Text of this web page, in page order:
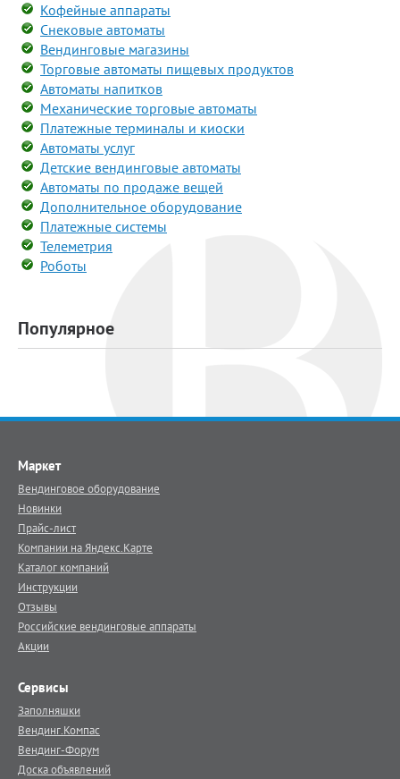
Кофейные аппараты
Снековые автоматы
Вендинговые магазины
Торговые автоматы пищевых продуктов
Автоматы напитков
Механические торговые автоматы
Платежные терминалы и киоски
Автоматы услуг
Детские вендинговые автоматы
Автоматы по продаже вещей
Дополнительное оборудование
Платежные системы
Телеметрия
Роботы
Популярное
Маркет
Вендинговое оборудование
Новинки
Прайс-лист
Компании на Яндекс.Карте
Каталог компаний
Инструкции
Отзывы
Российские вендинговые аппараты
Акции
Сервисы
Заполняшки
Вендинг.Компас
Вендинг-Форум
Доска объявлений